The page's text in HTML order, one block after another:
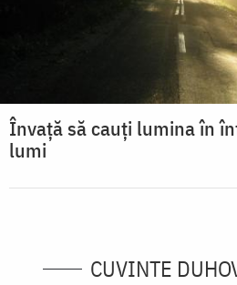
Învață să cauți lumina în
lumi
CUVINTE